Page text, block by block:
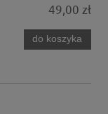
49,00 zł
do koszyka